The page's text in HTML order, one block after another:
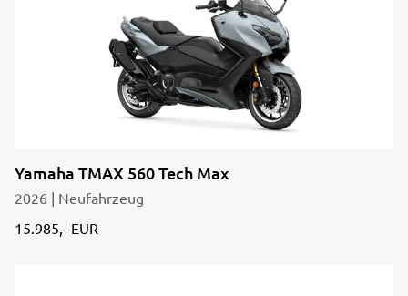
Yamaha TMAX 560 Tech Max
2026 | Neufahrzeug
15.985,- EUR